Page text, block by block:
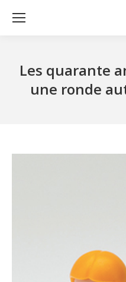
Les quarante
une ronde